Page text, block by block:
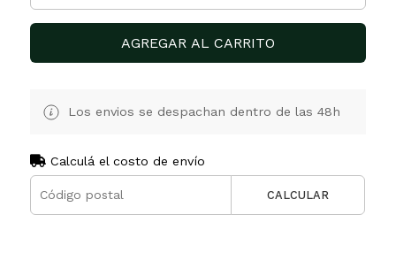
AGREGAR AL CARRITO
Los envios se despachan dentro de las 48h
Calculá el costo de envío
CALCULAR